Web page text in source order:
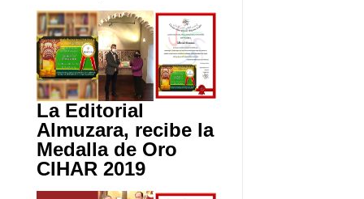
La Editorial
Almuzara, recibe la
Medalla de Oro
CIHAR 2019